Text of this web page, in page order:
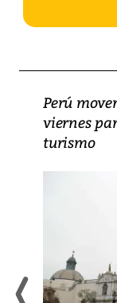
Perú
viernes
turismo